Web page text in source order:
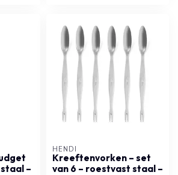
–
HENDI
Kreeftenvorken – set
van 6 – roestvast staal –